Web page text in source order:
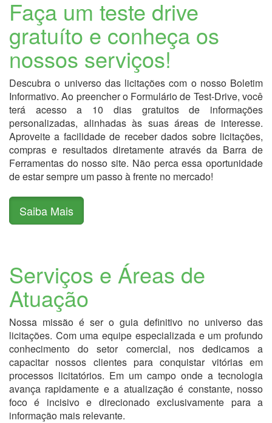
Faça um teste drive
gratuíto e conheça os
nossos serviços!
Descubra o universo das licitações com o nosso Boletim
Informativo. Ao preencher o Formulário de Test-Drive, você
terá acesso a 10 dias gratuitos de informações
personalizadas, alinhadas às suas áreas de interesse.
Aproveite a facilidade de receber dados sobre licitações,
compras e resultados diretamente através da Barra de
Ferramentas do nosso site. Não perca essa oportunidade
de estar sempre um passo à frente no mercado!
Saiba Mais
Serviços e Áreas de
Atuação
Nossa missão é ser o guia definitivo no universo das
licitações. Com uma equipe especializada e um profundo
conhecimento do setor comercial, nos dedicamos a
capacitar nossos clientes para conquistar vitórias em
processos licitatórios. Em um campo onde a tecnologia
avança rapidamente e a atualização é constante, nosso
foco é incisivo e direcionado exclusivamente para a
informação mais relevante.